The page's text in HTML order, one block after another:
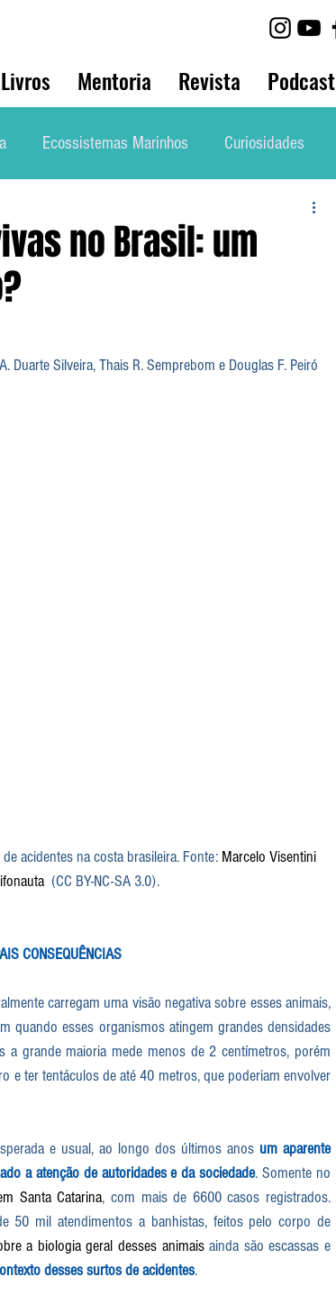
Livros Mentoria Revista Podcast
Ecossistemas Marinhos Curiosidades
no Brasil: um
Duarte Silveira, Thais R. Semprebom e Douglas F. Peiró
acidentes na costa brasileira. Fonte: Marcelo Visentini
  (CC BY-NC-SA 3.0).
CONSEQUÊNCIAS
carregam uma visão negativa sobre esses animais,
quando esses organismos atingem grandes densidades
a grande maioria mede menos de 2 centímetros, porém
e ter tentáculos de até 40 metros, que poderiam envolver
e usual, ao longo dos últimos anos um aparente
a atenção de autoridades e da sociedade. Somente no
Santa Catarina, com mais de 6600 casos registrados.
50 mil atendimentos a banhistas, feitos pelo corpo de
a biologia geral desses animais ainda são escassas e
desses surtos de acidentes.